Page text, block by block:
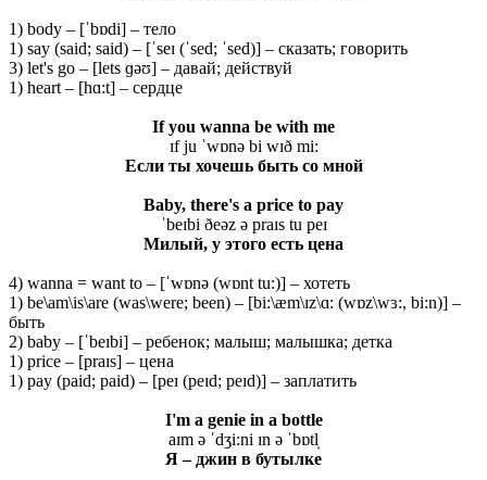
1) body – [ˈbɒdi] – тело
1) say (said; said) – [ˈseɪ (ˈsed; ˈsed)] – сказать; говорить
3) let's go – [lets ɡəʊ] – давай; действуй
1) heart – [hɑ:t] – сердце
If you wanna be with me
ɪf ju ˈwɒnə bi wɪð mi:
Если ты хочешь быть со мной
Baby, there's a price to pay
ˈbeɪbi ðeəz ə praɪs tu peɪ
Милый, у этого есть цена
4) wanna = want to – [ˈwɒnə (wɒnt tu:)] – хотеть
1) be\am\is\are (was\were; been) – [bi:\æm\ɪz\ɑ: (wɒz\wɜ:, bi:n)] –
быть
2) baby – [ˈbeɪbi] – ребенок; малыш; малышка; детка
1) price – [praɪs] – цена
1) pay (paid; paid) – [peɪ (peɪd; peɪd)] – заплатить
I'm a genie in a bottle
aɪm ə ˈdʒi:ni ɪn ə ˈbɒtl̩
Я– джин в бутылке